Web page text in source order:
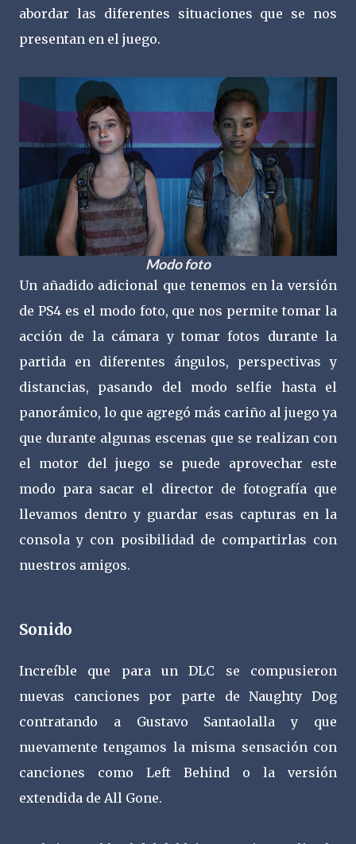
abordar las diferentes situaciones que se nos
presentan en el juego.
Modo foto
Un añadido adicional que tenemos en la versión
de PS4 es el modo foto, que nos permite tomar la
acción de la cámara y tomar fotos durante la
partida en diferentes ángulos, perspectivas y
distancias, pasando del modo selfie hasta el
panorámico, lo que agregó más cariño al juego ya
que durante algunas escenas que se realizan con
el motor del juego se puede aprovechar este
modo para sacar el director de fotografía que
llevamos dentro y guardar esas capturas en la
consola y con posibilidad de compartirlas con
nuestros amigos.
Sonido
Increíble que para un DLC se compusieron
nuevas canciones por parte de Naughty Dog
contratando a Gustavo Santaolalla y que
nuevamente tengamos la misma sensación con
canciones como Left Behind o la versión
extendida de All Gone.